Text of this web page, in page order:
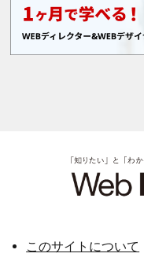
このサイトについて